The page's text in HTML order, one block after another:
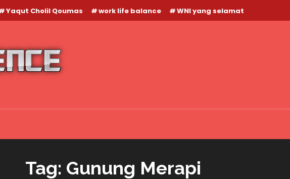
Yaqut Cholil Qoumas work life balance WNI yang selamat
Tag: Gunung Merapi